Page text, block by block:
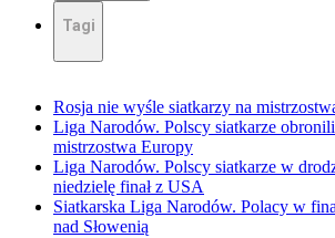
Tagi
Rosja nie wyśle siatkarzy na
Liga Narodów. Polscy siatkarze obronili
mistrzostwa Europy
Liga Narodów. Polscy siatkarze w
niedzielę finał z USA
Siatkarska Liga Narodów. Polacy w
nad Słowenią